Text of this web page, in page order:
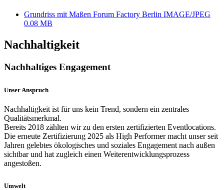
Grundriss mit Maßen Forum Factory Berlin IMAGE/JPEG
0.08 MB
Nachhaltigkeit
Nachhaltiges Engagement
Unser Anspruch
Nachhaltigkeit ist für uns kein Trend, sondern ein zentrales
Qualitätsmerkmal.
Bereits 2018 zählten wir zu den ersten zertifizierten Eventlocations.
Die erneute Zertifizierung 2025 als High Performer macht unser seit
Jahren gelebtes ökologisches und soziales Engagement nach außen
sichtbar und hat zugleich einen Weiterentwicklungsprozess
angestoßen.
Umwelt